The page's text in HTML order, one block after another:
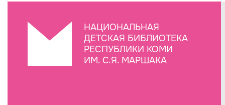
НАЦИОНАЛЬНАЯ
ДЕТСКАЯ БИБЛИОТЕКА
РЕСПУБЛИКИ КОМИ
ИМ. С.Я. МАРШАКА